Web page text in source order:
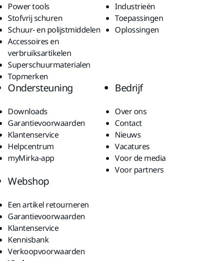
Power tools
Stofvrij schuren
Schuur- en polijstmiddelen
Accessoires en
verbruiksartikelen
Superschuurmaterialen
Topmerken
Industrieën
Toepassingen
Oplossingen
Ondersteuning
Downloads
Garantievoorwaarden
Klantenservice
Helpcentrum
myMirka-app
Bedrijf
Over ons
Contact
Nieuws
Vacatures
Voor de media
Voor partners
Webshop
Een artikel retourneren
Garantievoorwaarden
Klantenservice
Kennisbank
Verkoopvoorwaarden